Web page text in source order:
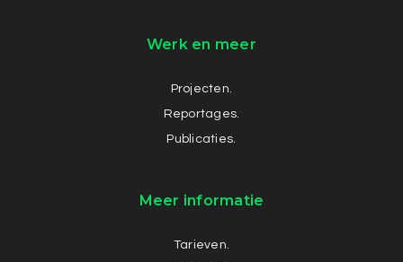
Werk en meer
Projecten.
Reportages.
Publicaties.
Meer informatie
Tarieven.